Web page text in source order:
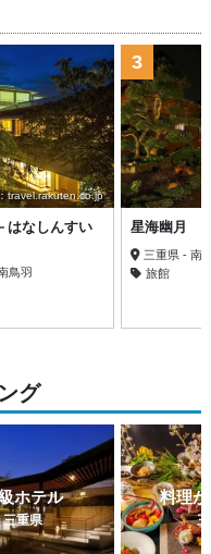
travel.rakuten.co.jp
なしんすい
鳥羽
3
星海幽月
三重県 - 南
旅館
グ
ホテル
三重県
料理